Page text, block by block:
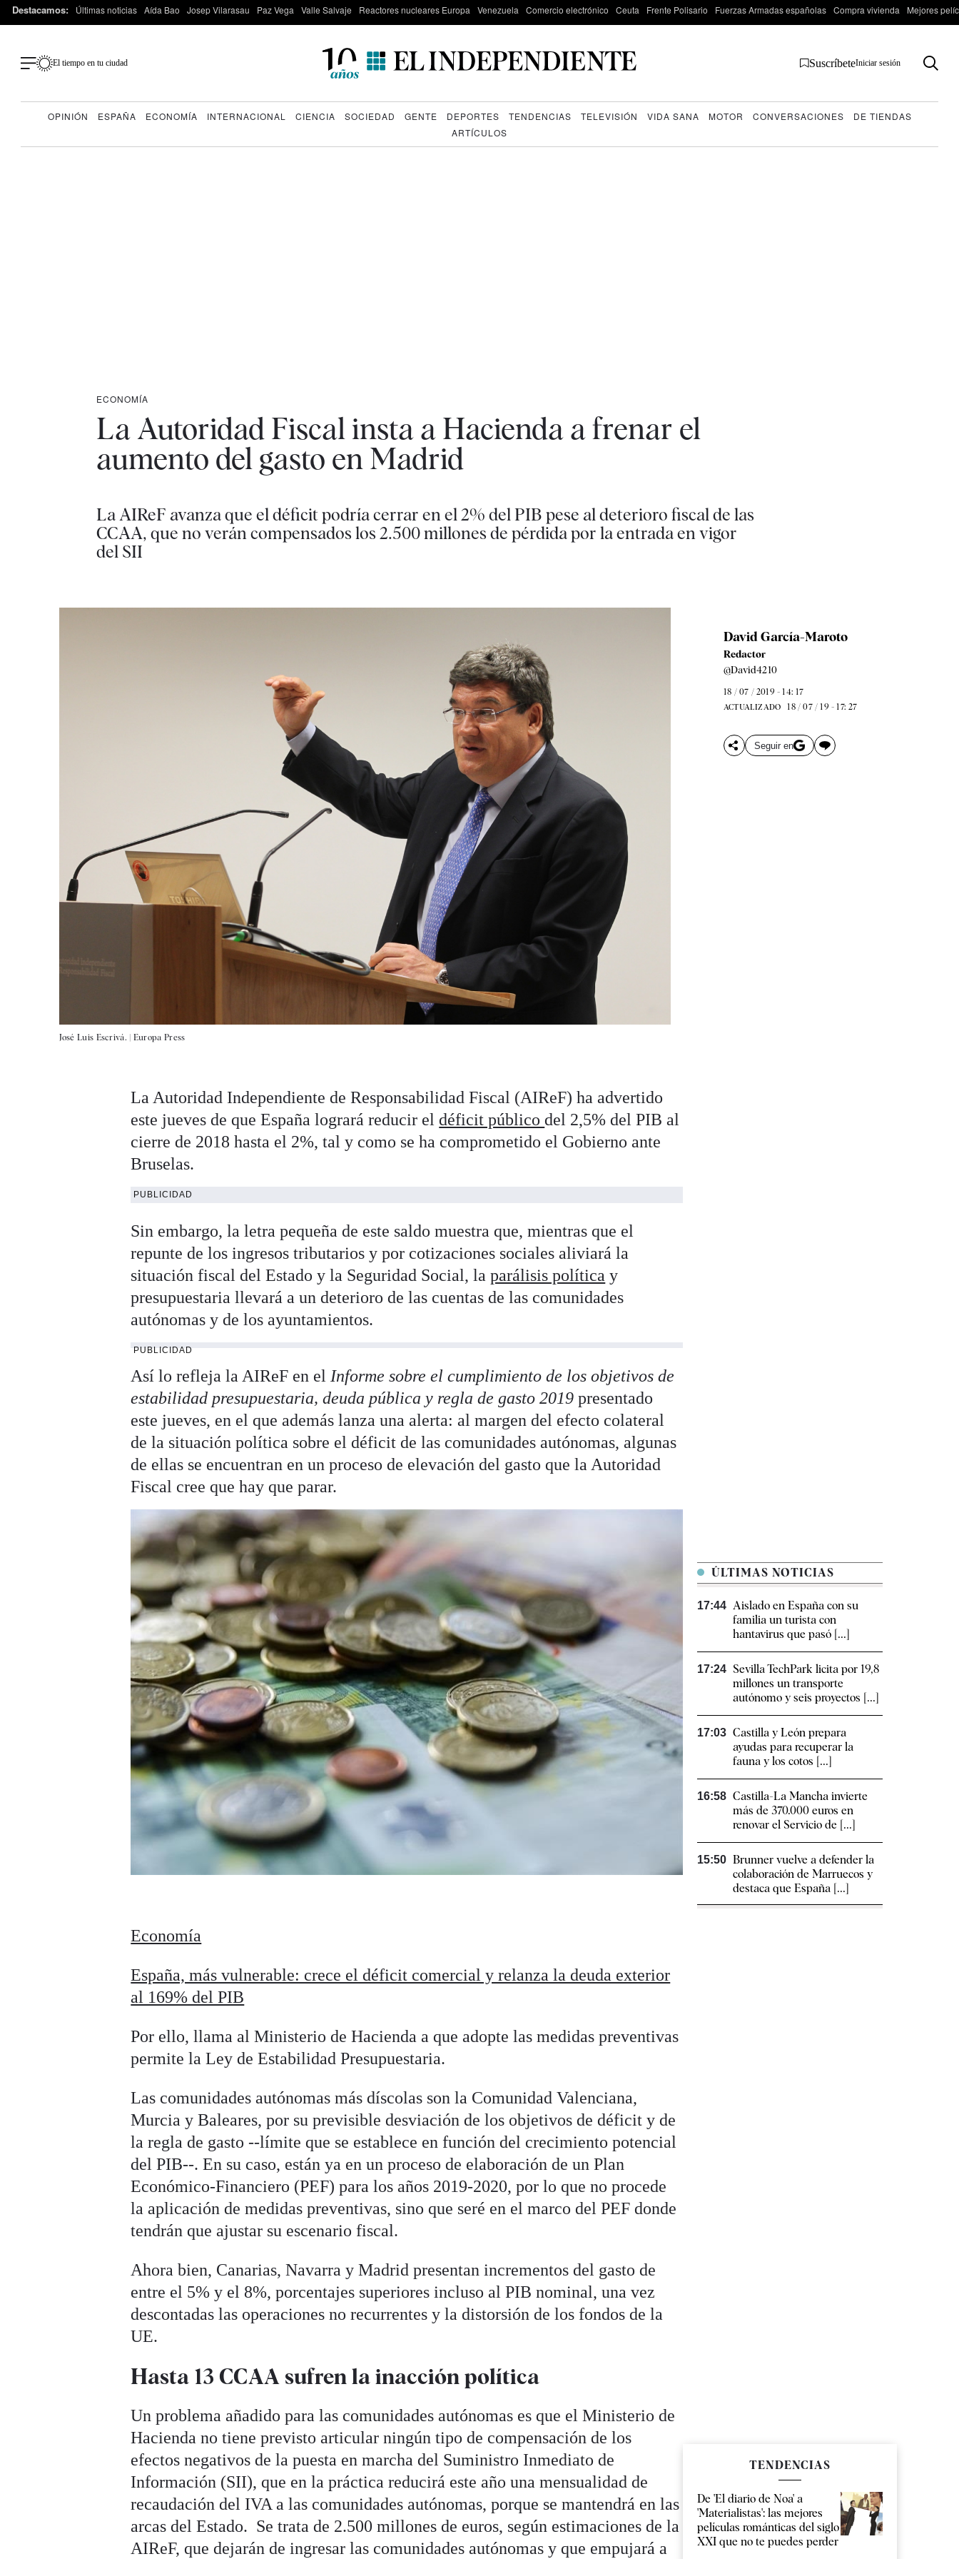
Destacamos: Últimas noticias Aída Bao Josep Vilarasau Paz Vega Valle Salvaje Reactores nucleares Europa Venezuela Comercio electrónico Ceuta Frente Polisario Fuerzas Armadas españolas Compra vivienda Mejores
El tiempo en tu ciudad SuscríbeteIniciar sesión
OPINIÓN ESPAÑA ECONOMÍA INTERNACIONAL CIENCIA SOCIEDAD GENTE DEPORTES TENDENCIAS TELEVISIÓN VIDA SANA MOTOR CONVERSACIONES
DE TIENDAS
ARTÍCULOS
ECONOMÍA
La Autoridad Fiscal insta a Hacienda a frenar el
aumento del gasto en Madrid
La AIReF avanza que el déficit podría cerrar en el 2% del PIB pese al deterioro fiscal de las
CCAA, que no verán compensados los 2.500 millones de pérdida por la entrada en vigor
del SII
José Luis Escrivá. | Europa Press
David García-Maroto
Redactor
@David4210
18 / 07 / 2019 - 14: 17
ACTUALIZADO 18 / 07 / 19 - 17: 27
Seguir en
La Autoridad Independiente de Responsabilidad Fiscal (AIReF) ha advertido
este jueves de que España logrará reducir eldéficit públicodel 2,5% del PIB al
cierre de 2018 hasta el 2%, tal y como se ha comprometido el Gobierno ante
Bruselas.
PUBLICIDAD
Sin embargo, la letra pequeña de este saldo muestra que, mientras que el
repunte de los ingresos tributarios y por cotizaciones sociales aliviará la
situación fiscal del Estado y la Seguridad Social, laparálisis política y
presupuestaria llevará a un deterioro de las cuentas de las comunidades
autónomas y de los ayuntamientos.
PUBLICIDAD
Así lo refleja la AIReF en el Informe sobre el cumplimiento de los objetivos de
estabilidad presupuestaria, deuda pública y regla de gasto 2019 presentado
este jueves, en el que además lanza una alerta: al margen del efecto colateral
de la situación política sobre el déficit de las comunidades autónomas, algunas
de ellas se encuentran en un proceso de elevación del gasto que la Autoridad
Fiscal cree que hay que parar.
Economía
España, más vulnerable: crece el déficit comercial y relanza la deuda exterior
al 169% del PIB
Por ello, llama al Ministerio de Hacienda a que adopte las medidas preventivas
permite la Ley de Estabilidad Presupuestaria.
Las comunidades autónomas más díscolas son la Comunidad Valenciana,
Murcia y Baleares, por su previsible desviación de los objetivos de déficit y de
la regla de gasto --límite que se establece en función del crecimiento potencial
del PIB--. En su caso, están ya en un proceso de elaboración de un Plan
Económico-Financiero (PEF) para los años 2019-2020, por lo que no procede
la aplicación de medidas preventivas, sino que seré en el marco del PEF donde
tendrán que ajustar su escenario fiscal.
Ahora bien, Canarias, Navarra y Madrid presentan incrementos del gasto de
entre el 5% y el 8%, porcentajes superiores incluso al PIB nominal, una vez
descontadas las operaciones no recurrentes y la distorsión de los fondos de la
UE.
Hasta 13 CCAA sufren la inacción política
Un problema añadido para las comunidades autónomas es que el Ministerio de
Hacienda no tiene previsto articular ningún tipo de compensación de los
efectos negativos de la puesta en marcha del Suministro Inmediato de
Información (SII), que en la práctica reducirá este año una mensualidad de
recaudación del IVA a las comunidades autónomas, porque se mantendrá en las
arcas del Estado. Se trata de 2.500 millones de euros, según estimaciones de la
AIReF, que dejarán de ingresar las comunidades autónomas y que empujará a
ÚLTIMAS NOTICIAS
17:44 Aislado en España con su
familia un turista con
hantavirus que pasó [...]
17:24 Sevilla TechPark licita por 19,8
millones un transporte
autónomo y seis proyectos [...]
17:03 Castilla y León prepara
ayudas para recuperar la
fauna y los cotos [...]
16:58 Castilla-La Mancha invierte
más de 370.000 euros en
renovar el Servicio de [...]
15:50 Brunner vuelve a defender la
colaboración de Marruecos y
destaca que España [...]
TENDENCIAS
De 'El diario de Noa' a
'Materialistas': las mejores
películas románticas del siglo
XXI que no te puedes perder